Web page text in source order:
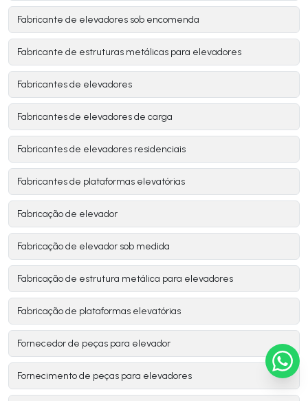
Fabricante de elevadores sob encomenda
Fabricante de estruturas metálicas para elevadores
Fabricantes de elevadores
Fabricantes de elevadores de carga
Fabricantes de elevadores residenciais
Fabricantes de plataformas elevatórias
Fabricação de elevador
Fabricação de elevador sob medida
Fabricação de estrutura metálica para elevadores
Fabricação de plataformas elevatórias
Fornecedor de peças para elevador
Fornecimento de peças para elevadores